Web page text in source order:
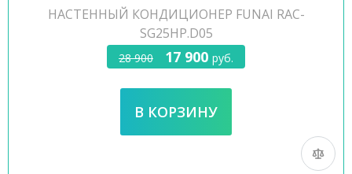
НАСТЕННЫЙ КОНДИЦИОНЕР FUNAI RAC-
SG25HP.D05
28 900 17 900 руб.